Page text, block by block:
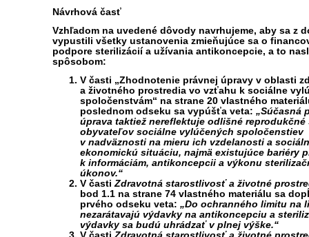
Návrhová časť
Vzhľadom na uvedené dôvody navrhujeme, aby sa z
vypustili všetky ustanovenia zmieňujúce sa o
podpore sterilizácií a užívania antikoncepcie, a to
spôsobom:
V časti „Zhodnotenie právnej úpravy v oblasti
a životného prostredia vo vzťahu k sociálne
spoločenstvám“ na strane 20 vlastného
poslednom odseku sa vypúšťa veta: „Súčasná
úprava taktiež nereflektuje odlišné reprodukčné
obyvateľov sociálne vylúčených spoločenstiev
v nadväznosti na mieru ich vzdelanosti a
ekonomickú situáciu, najmä existujúce bariéry
k informáciám, antikoncepcii a výkonu
úkonov.“
V častiZdravotná starostlivosť a životné
bod 1.1 na strane 74 vlastného materiálu sa
prvého odseku veta: „Do ochranného limitu na
nezarátavajú výdavky na antikoncepciu a
výdavky sa budú uhrádzať v plnej výške.“